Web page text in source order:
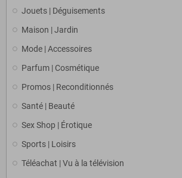
Jouets | Déguisements
Maison | Jardin
Mode | Accessoires
Parfum | Cosmétique
Promos | Reconditionnés
Santé | Beauté
Sex Shop | Érotique
Sports | Loisirs
Téléachat | Vu à la télévision